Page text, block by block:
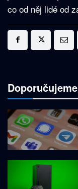
co od něj lidé od
Doporučujeme